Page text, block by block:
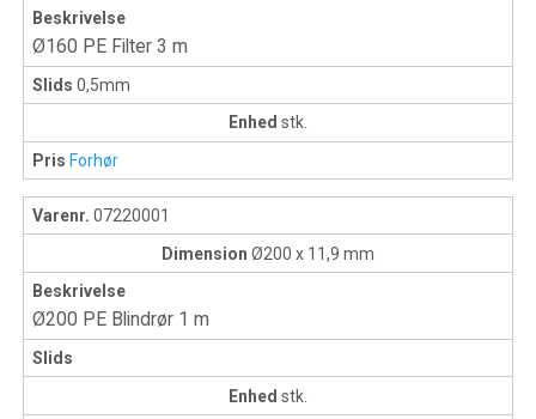
Beskrivelse
Ø160 PE Filter 3 m
Slids 0,5mm
Enhed stk.
Pris Forhør
Varenr. 07220001
Dimension Ø200 x 11,9 mm
Beskrivelse
Ø200 PE Blindrør 1 m
Slids
Enhed stk.